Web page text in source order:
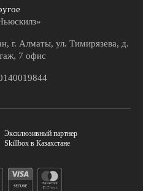
г. Алматы, ул. Тимирязева, д.
7 офис
Эксклюзивный партнер
Skillbox в Казахстане